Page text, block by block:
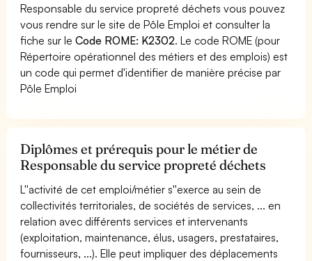
Responsable du service propreté déchets vous pouvez
vous rendre sur le site de Pôle Emploi et consulter la
fiche sur leCode ROME: K2302. Le code ROME (pour
Répertoire opérationnel des métiers et des emplois) est
un code qui permet d'identifier de manière précise par
Pôle Emploi
Diplômes et prérequis pour le métier de
Responsable du service propreté déchets
L''activité de cet emploi/métier s''exerce au sein de
collectivités territoriales, de sociétés de services, ... en
relation avec différents services et intervenants
(exploitation, maintenance, élus, usagers, prestataires,
fournisseurs, ...). Elle peut impliquer des déplacements